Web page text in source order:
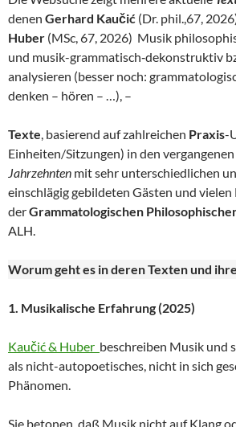
denen Gerhard Kaučić (Dr. phil.,67,
Huber (MSc, 67, 2026) Musik
und musik-grammatisch‑dekonstruktiv
analysieren (besser noch:
denken – hören – …), –
Texte, basierend auf zahlreichen Praxis-
Einheiten/Sitzungen) in den vergangenen
Jahrzehnten mit sehr unterschiedlichen
einschlägig gebildeten Gästen und
derGrammatologischen
ALH.
Worum geht es in deren Texten und
1. Musikalische Erfahrung (2025)
Kaučić & Huber beschreiben Musik und
als nicht-autopoetisches, nicht in sich
Phänomen.
Sie betonen, daß Musik nicht auf Klang